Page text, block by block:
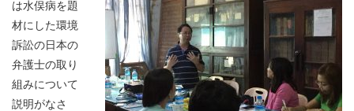
は水俣病を題
材にした環境
訴訟の日本の
弁護士の取り
組みについて
説明がなさ